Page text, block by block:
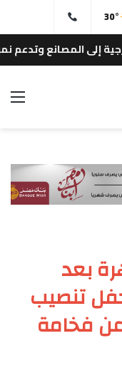
30°
وتدعم نمو الصادرات
بعد
تنصيب
عن فخامة